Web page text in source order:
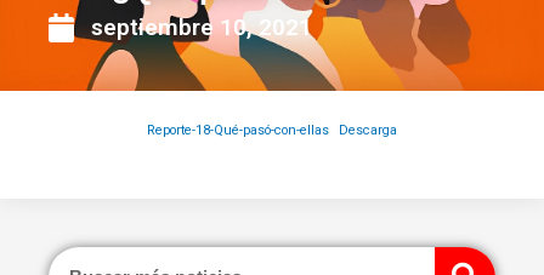
septiembre 10, 2021
Reporte-18-Qué-pasó-con-ellas Descarga